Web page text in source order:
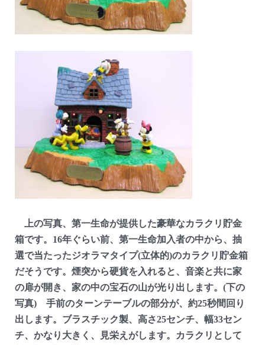
上の写真、第一生命が提供した豪華なカラクリ貯金
箱です。16年ぐらい前、第一生命加入者の中から、抽
選で当たったジオラマタイプ(立体的)のカラクリ貯金箱
だそうです。煙突から硬貨を入れると、音楽と共に家
の扉が開き、家の中の宝石の山が光り出します。(下の
写真) 手前のターンテーブルの部分が、約25秒間回り
出します。ブラスチック製、高さ25センチ、幅33セン
チ、かなり大きく、見栄えがします。カラクリとして